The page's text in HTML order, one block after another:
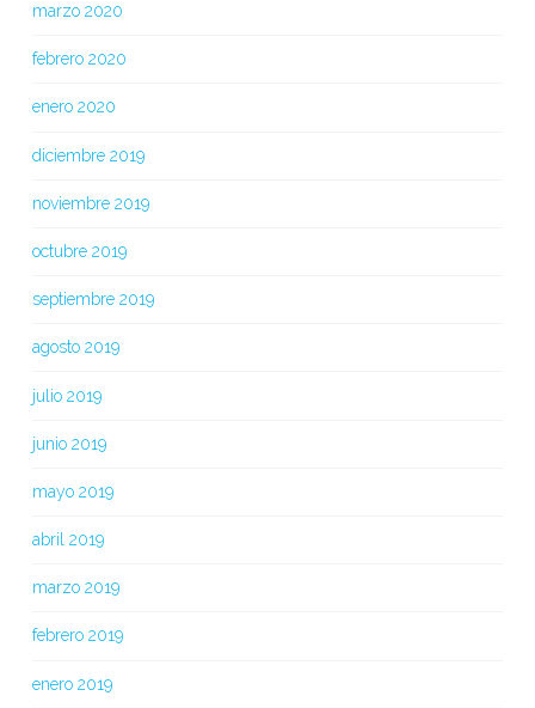
marzo 2020
febrero 2020
enero 2020
diciembre 2019
noviembre 2019
octubre 2019
septiembre 2019
agosto 2019
julio 2019
junio 2019
mayo 2019
abril 2019
marzo 2019
febrero 2019
enero 2019